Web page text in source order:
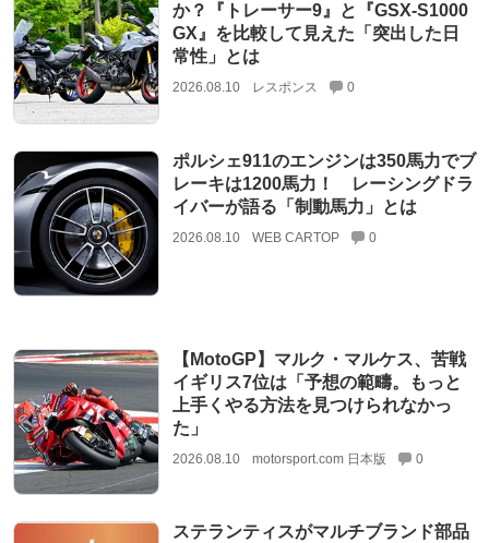
か？『トレーサー9』と『GSX-S1000
GX』を比較して見えた「突出した日
常性」とは
2026.08.10 レスポンス 0
ポルシェ911のエンジンは350馬力でブ
レーキは1200馬力！ レーシングドラ
イバーが語る「制動馬力」とは
2026.08.10 WEB CARTOP 0
【MotoGP】マルク・マルケス、苦戦
イギリス7位は「予想の範疇。もっと
上手くやる方法を見つけられなかっ
た」
2026.08.10 motorsport.com 日本版 0
ステランティスがマルチブランド部品